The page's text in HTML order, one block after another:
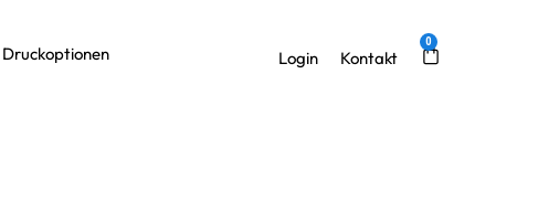
Druckoptionen Login Kontakt
0